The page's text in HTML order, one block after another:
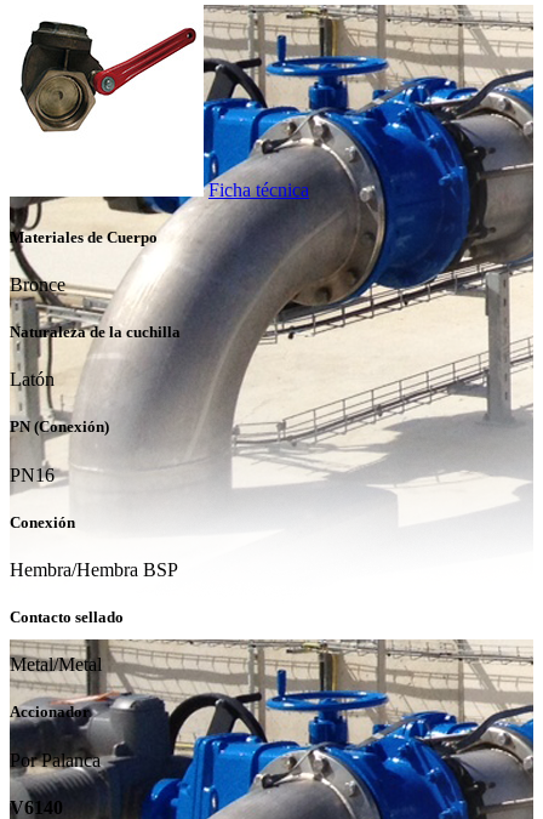
Ficha técnica
Materiales de Cuerpo
Bronce
Naturaleza de la cuchilla
Latón
PN (Conexión)
PN16
Conexión
Hembra/Hembra BSP
Contacto sellado
Metal/Metal
Accionador
Por Palanca
V6140